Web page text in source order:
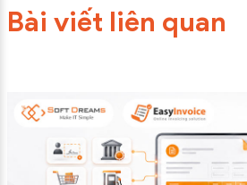
Bài viết liên quan